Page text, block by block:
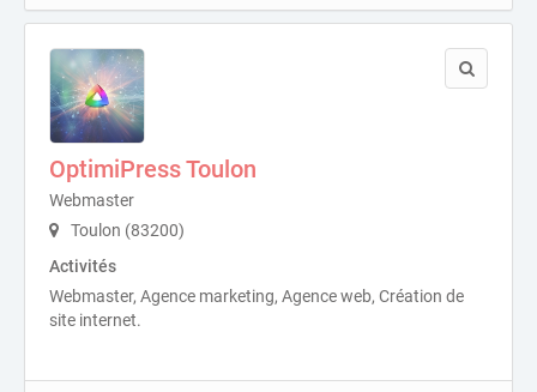
OptimiPress Toulon
Webmaster
Toulon (83200)
Activités
Webmaster, Agence marketing, Agence web, Création de
site internet.